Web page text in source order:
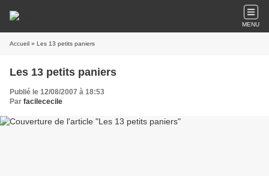
MENU
Accueil » Les 13 petits paniers
Les 13 petits paniers
Publié le 12/08/2007 à 18:53
Par facilececile